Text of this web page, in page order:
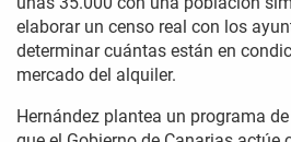
elaborar un censo real con los
determinar cuántas están en
mercado del alquiler.
Hernández plantea un programa